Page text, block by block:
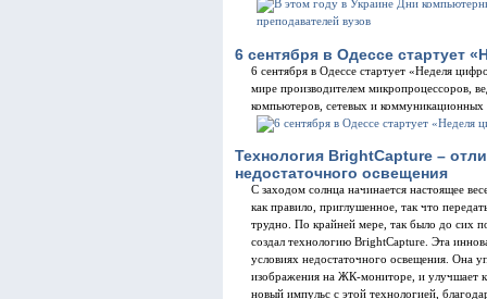
6 сентября в Одессе стартует
6 сентября в Одессе стартует «Неделя
мире производителем микропроцессоров,
компьютеров, сетевых и
Технология BrightCapture –
недостаточного освещения
С заходом солнца начинается настоящее
как правило, приглушенное, так что
трудно. По крайней мере, так было до сих
создал технологию BrightCapture. Эта
условиях недостаточного освещения. Она
изображения на ЖК-мониторе, и улучшает
новый импульс с этой технологией,